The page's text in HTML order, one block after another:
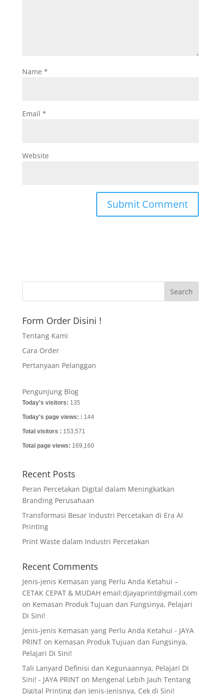
Name *
Email *
Website
Form Order Disini !
Tentang Kami
Cara Order
Pertanyaan Pelanggan
Pengunjung Blog
Today's visitors: 135
Today's page views: : 144
Total visitors : 153,571
Total page views: 169,160
Recent Posts
Peran Percetakan Digital dalam Meningkatkan
Branding Perusahaan
Transformasi Besar Industri Percetakan di Era AI
Printing
Print Waste dalam Industri Percetakan
Recent Comments
Jenis-jenis Kemasan yang Perlu Anda Ketahui –
CETAK CEPAT & MUDAH email:djayaprint@gmail.com
on Kemasan Produk Tujuan dan Fungsinya, Pelajari
Di Sini!
Jenis-jenis Kemasan yang Perlu Anda Ketahui - JAYA
PRINTon Kemasan Produk Tujuan dan Fungsinya,
Pelajari Di Sini!
Tali Lanyard Definisi dan Kegunaannya, Pelajari Di
Sini! - JAYA PRINTon Mengenal Lebih Jauh Tentang
Digital Printing dan Jenis-jenisnya, Cek di Sini!